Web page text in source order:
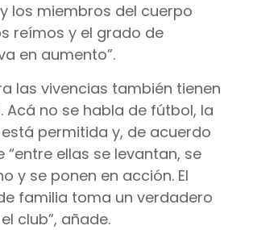
los miembros del cuerpo
reímos y el grado de
en aumento”.
las vivencias también tienen
Acá no se habla de fútbol, la
permitida y, de acuerdo
“entre ellas se levantan, se
y se ponen en acción. El
familia toma un verdadero
club”, añade.